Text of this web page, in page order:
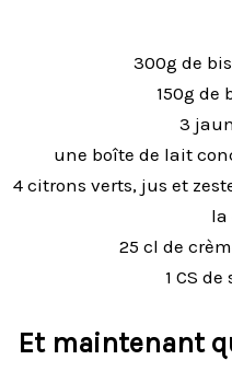
300g de
150g de
3
une boîte de lait
4 citrons verts, jus et
la
25 cl de
1 CS
Et maintenant